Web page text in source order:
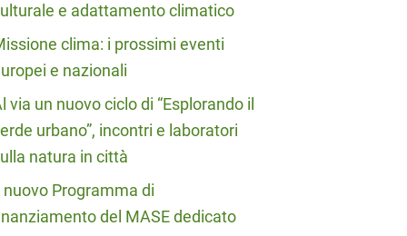
e adattamento climatico
clima: i prossimi eventi
e nazionali
via un nuovo ciclo di “Esplorando il
urbano”, incontri e laboratori
natura in città
nuovo Programma di
del MASE dedicato